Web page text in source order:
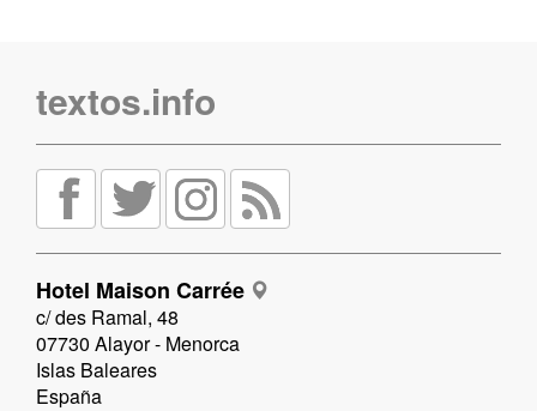
textos.info
Hotel Maison Carrée
c/ des Ramal, 48
07730 Alayor - Menorca
Islas Baleares
España